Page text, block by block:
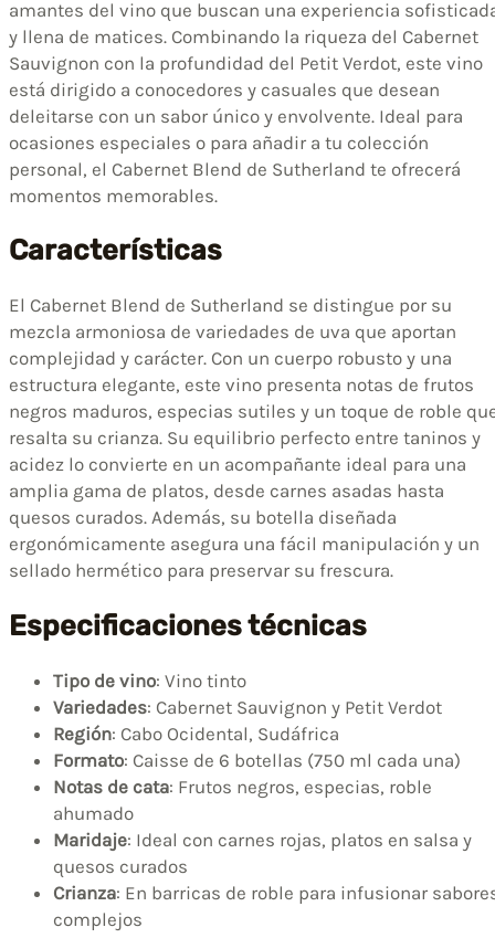
amantes del vino que buscan una experiencia
y llena de matices. Combinando la riqueza del Cabernet
Sauvignon con la profundidad del Petit Verdot, este vino
está dirigido a conocedores y casuales que desean
deleitarse con un sabor único y envolvente. Ideal para
ocasiones especiales o para añadir a tu colección
personal, el Cabernet Blend de Sutherland te ofrecerá
momentos memorables.
Características
El Cabernet Blend de Sutherland se distingue por su
mezcla armoniosa de variedades de uva que aportan
complejidad y carácter. Con un cuerpo robusto y una
estructura elegante, este vino presenta notas de frutos
negros maduros, especias sutiles y un toque de roble
resalta su crianza. Su equilibrio perfecto entre taninos y
acidez lo convierte en un acompañante ideal para una
amplia gama de platos, desde carnes asadas hasta
quesos curados. Además, su botella diseñada
ergonómicamente asegura una fácil manipulación y un
sellado hermético para preservar su frescura.
Especificaciones técnicas
Tipo de vino: Vino tinto
Variedades: Cabernet Sauvignon y Petit Verdot
Región: Cabo Ocidental, Sudáfrica
Formato: Caisse de 6 botellas (750 ml cada una)
Notas de cata: Frutos negros, especias, roble
ahumado
Maridaje: Ideal con carnes rojas, platos en salsa y
quesos curados
Crianza: En barricas de roble para infusionar
complejos